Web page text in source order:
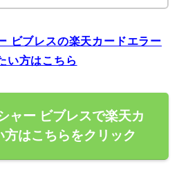
ビブレスの楽天カードエラー
い方はこちら
ャー ビブレスで楽天カ
方はこちらをクリック